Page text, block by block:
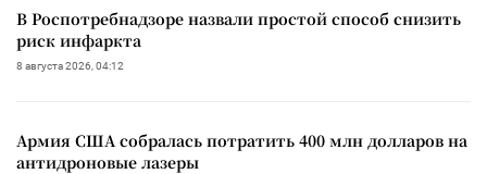
В Роспотребнадзоре назвали простой способ снизить
риск инфаркта
8 августа 2026, 04:12
Армия США собралась потратить 400 млн долларов на
антидроновые лазеры